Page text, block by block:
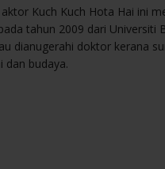
Kuch Kuch Hota Hai ini
tahun 2009 dari Universiti
dianugerahi doktor kerana
dan budaya.